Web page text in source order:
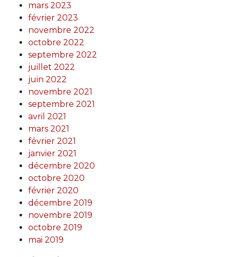
mars 2023
février 2023
novembre 2022
octobre 2022
septembre 2022
juillet 2022
juin 2022
novembre 2021
septembre 2021
avril 2021
mars 2021
février 2021
janvier 2021
décembre 2020
octobre 2020
février 2020
décembre 2019
novembre 2019
octobre 2019
mai 2019